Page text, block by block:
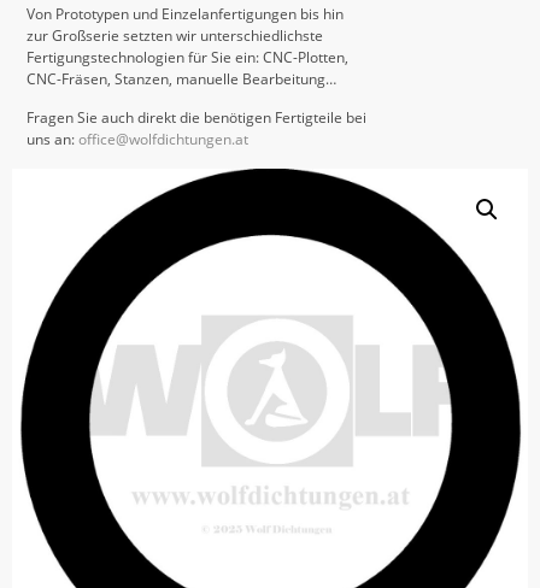
Von Prototypen und Einzelanfertigungen bis hin
zur Großserie setzten wir unterschiedlichste
Fertigungstechnologien für Sie ein: CNC-Plotten,
CNC-Fräsen, Stanzen, manuelle Bearbeitung…
Fragen Sie auch direkt die benötigen Fertigteile bei
uns an:office@wolfdichtungen.at